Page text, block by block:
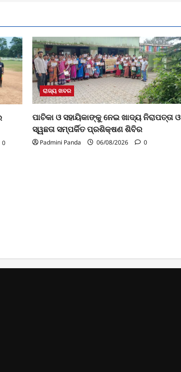
0
ରାଜ୍ୟ ଖବର
ପାଚିକା ଓ ସହାୟିକାଙ୍କୁ ନେଇ ଖାଦ୍ୟ ନିରାପତ୍ତା ଓ
ସ୍ୱଛତା ସମ୍ପର୍କିତ ପ୍ରଶିକ୍ଷଣ ଶିବିର
Padmini Panda 06/08/2026 0